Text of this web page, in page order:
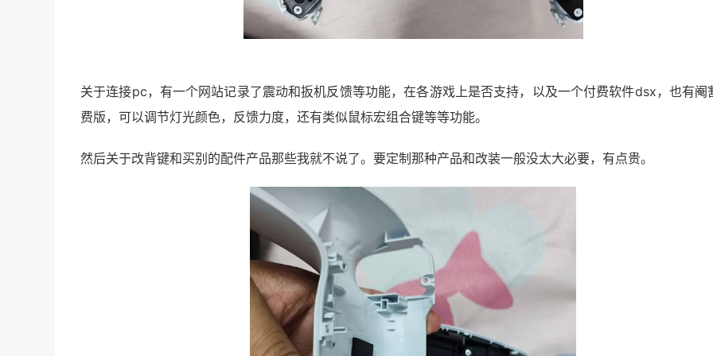
关于连接pc，有一个网站记录了震动和扳机反馈等功能，在各游戏上是否支持，以及一个付费软件dsx，也有阉
费版，可以调节灯光颜色，反馈力度，还有类似鼠标宏组合键等等功能。
然后关于改背键和买别的配件产品那些我就不说了。要定制那种产品和改装一般没太大必要，有点贵。